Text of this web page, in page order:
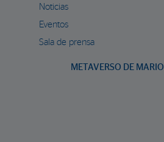
Noticias
Eventos
Sala de prensa
METAVERSO DE MARIO